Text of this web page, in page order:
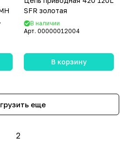
SFR золотая
В наличии
Арт. 00000012004
В корзину
еще
2